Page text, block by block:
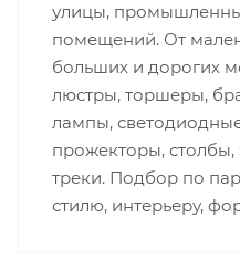
улицы,
помещений. От
больших и дорогих
люстры, торшеры,
лампы,
прожекторы,
треки. Подбор по
стилю, интерьеру,